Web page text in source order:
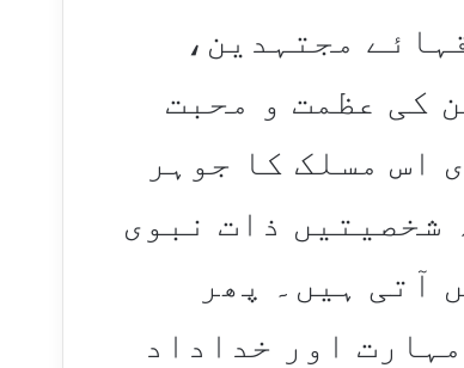
مجتہدین،
کی عظمت و محبت
اس مسلک کا جوہر
شخصیتیں ذات نبوی
آتی ہیں۔ پھر
اور خداداد